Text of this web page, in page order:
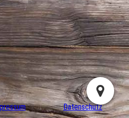
Datenschutz